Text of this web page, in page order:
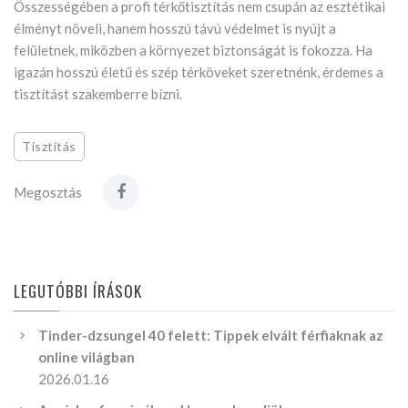
Összességében a profi térkőtisztítás nem csupán az esztétikai
élményt növeli, hanem hosszú távú védelmet is nyújt a
felületnek, miközben a környezet biztonságát is fokozza. Ha
igazán hosszú életű és szép térköveket szeretnénk, érdemes a
tisztítást szakemberre bízni.
Tisztítás
Megosztás
LEGUTÓBBI ÍRÁSOK
Tinder-dzsungel 40 felett: Tippek elvált férfiaknak az
online világban
2026.01.16